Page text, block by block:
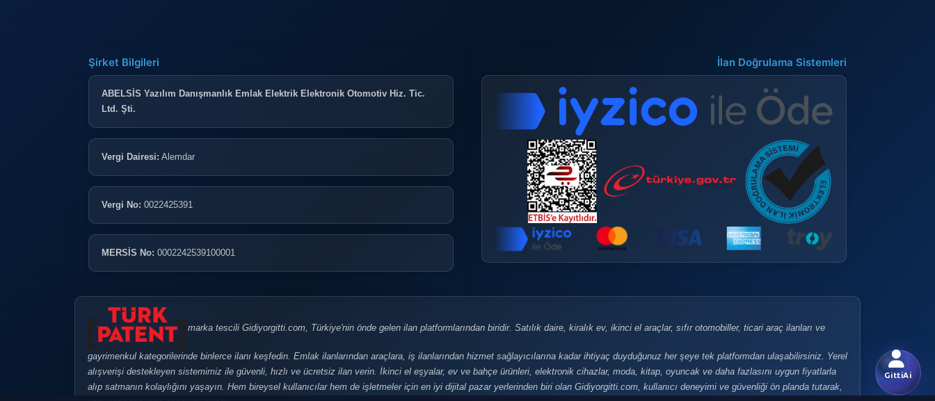
GittiAi
Şirket Bilgileri
ABELSİS Yazılım Danışmanlık Emlak Elektrik Elektronik Otomotiv Hiz. Tic.
Ltd. Şti.
Vergi Dairesi: Alemdar
Vergi No: 0022425391
MERSİS No: 0002242539100001
İlan Doğrulama Sistemleri
marka tescili Gidiyorgitti.com, Türkiye'nin önde gelen ilan platformlarından biridir. Satılık daire, kiralık ev, ikinci el araçlar, sıfır otomobiller, ticari araç ilanları ve
gayrimenkul kategorilerinde binlerce ilanı keşfedin. Emlak ilanlarından araçlara, iş ilanlarından hizmet sağlayıcılarına kadar ihtiyaç duyduğunuz her şeye tek platformdan ulaşabilirsiniz. Yerel
alışverişi destekleyen sistemimiz ile güvenli, hızlı ve ücretsiz ilan verin. İkinci el eşyalar, ev ve bahçe ürünleri, elektronik cihazlar, moda, kitap, oyuncak ve daha fazlasını uygun fiyatlarla
alıp satmanın kolaylığını yaşayın. Hem bireysel kullanıcılar hem de işletmeler için en iyi dijital pazar yerlerinden biri olan Gidiyorgitti.com, kullanıcı deneyimi ve güvenliği ön planda tutarak,